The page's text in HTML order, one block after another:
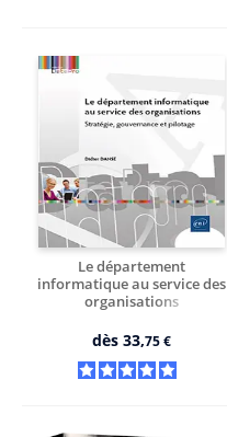
Le département
informatique au service des
organisations
pilotage
dès 33,75 €